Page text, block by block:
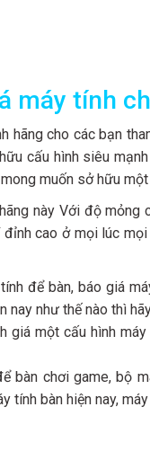
máy tính
hãng cho các bạn
cấu hình siêu
muốn sở hữu
này Với độ
cao ở mọi lúc
để bàn, báo giá
như thế nào thì
giá một cấu hình
bàn chơi game, bộ
tính bàn hiện nay,